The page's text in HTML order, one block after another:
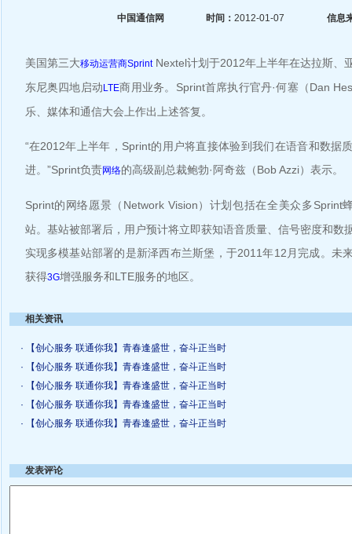
中国通信网 时间： 2012-01-07 信息
美国第三大移动运营商SprintNextel计划于2012年上半年在达拉斯、
东尼奥四地启动 LTE商用业务。Sprint首席执行官丹·何塞（Dan
乐、媒体和通信大会上作出上述答复。
“在2012年上半年，Sprint的用户将直接体验到我们在语音和数据
进。”Sprint负责网络的高级副总裁鲍勃·阿奇兹（Bob Azzi）表示。
Sprint的网络愿景（Network Vision）计划包括在全美众多Sprint
站。基站被部署后，用户预计将立即获知语音质量、信号密度和数
实现多模基站部署的是新泽西布兰斯堡，于2011年12月完成。未
获得3G增强服务和LTE服务的地区。
相关资讯
· 【创心服务 联通你我】青春逢盛世，奋斗正当时
· 【创心服务 联通你我】青春逢盛世，奋斗正当时
· 【创心服务 联通你我】青春逢盛世，奋斗正当时
· 【创心服务 联通你我】青春逢盛世，奋斗正当时
· 【创心服务 联通你我】青春逢盛世，奋斗正当时
发表评论